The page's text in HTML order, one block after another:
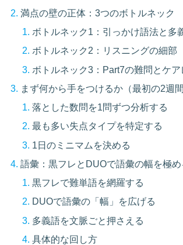
満点の壁の正体：3つのボトルネック
ボトルネック1：引っかけ語法と多
ボトルネック2：リスニングの細部
ボトルネック3：Part7の難問とケア
まず何から手をつけるか（最初の2週間
落とした数問を1問ずつ分析する
最も多い失点タイプを特定する
1日のミニマムを決める
語彙：黒フレとDUOで語彙の幅を極め
黒フレで難単語を網羅する
DUOで語彙の「幅」を広げる
多義語を文脈ごと押さえる
具体的な回し方